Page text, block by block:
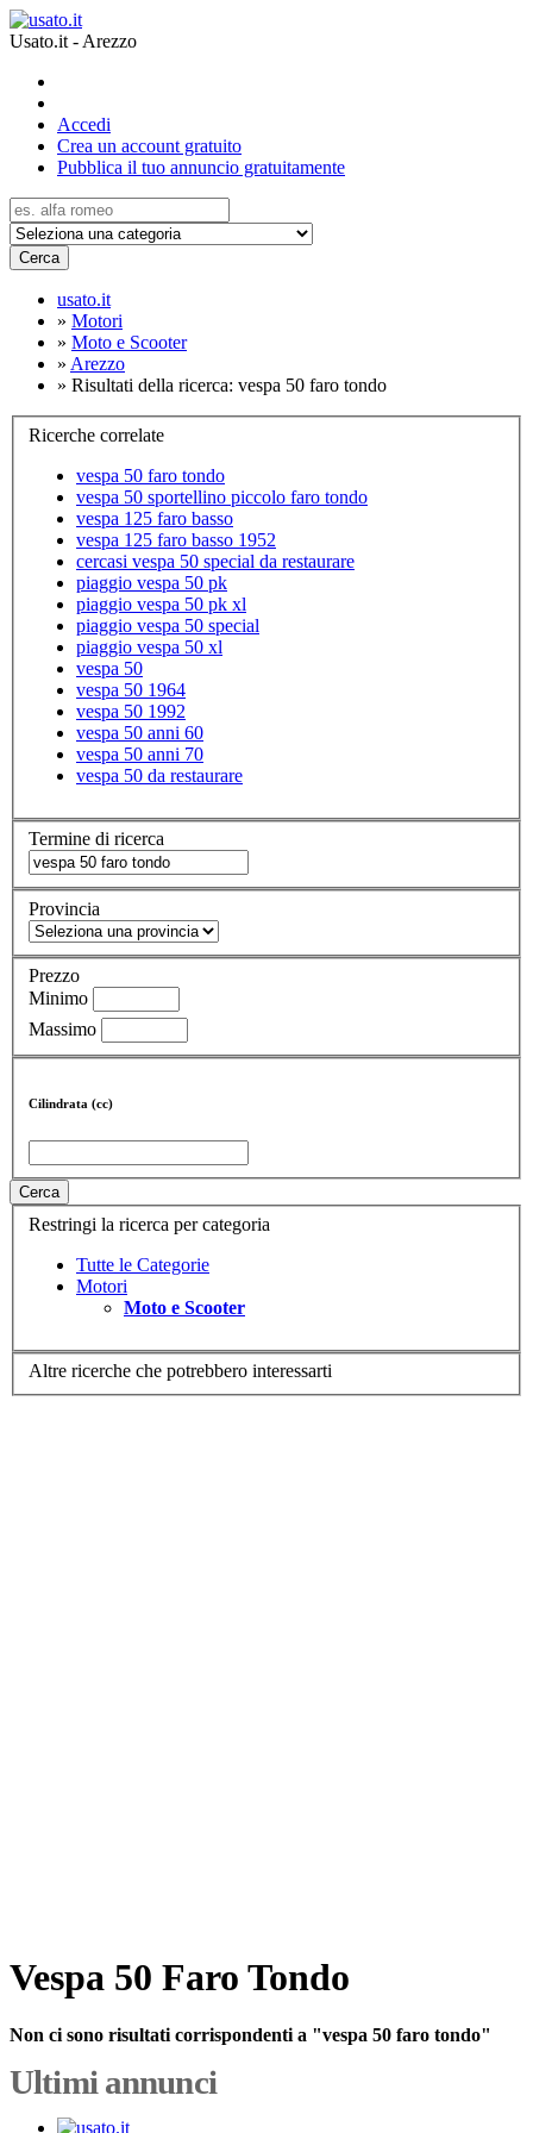
Usato.it - Arezzo
Accedi
Crea un account gratuito
Pubblica il tuo annuncio gratuitamente
Cerca
usato.it
» Motori
» Moto e Scooter
» Arezzo
» Risultati della ricerca: vespa 50 faro tondo
Ricerche correlate
vespa 50 faro tondo
vespa 50 sportellino piccolo faro tondo
vespa 125 faro basso
vespa 125 faro basso 1952
cercasi vespa 50 special da restaurare
piaggio vespa 50 pk
piaggio vespa 50 pk xl
piaggio vespa 50 special
piaggio vespa 50 xl
vespa 50
vespa 50 1964
vespa 50 1992
vespa 50 anni 60
vespa 50 anni 70
vespa 50 da restaurare
Termine di ricerca
Provincia
Prezzo
Minimo
Massimo
Cilindrata (cc)
Cerca
Restringi la ricerca per categoria
Tutte le Categorie
Motori
Moto e Scooter
Altre ricerche che potrebbero interessarti
Vespa 50 Faro Tondo
Non ci sono risultati corrispondenti a "vespa 50 faro tondo"
Ultimi annunci